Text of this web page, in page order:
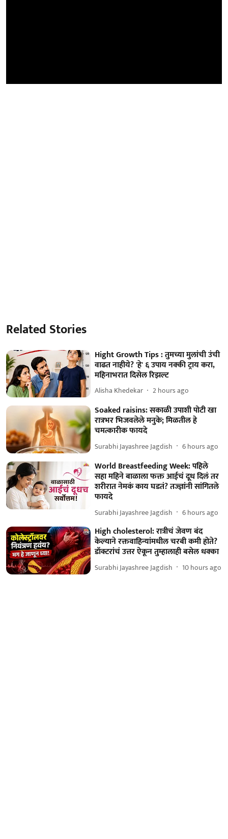
Related Stories
Hight Growth Tips : तुमच्या मुलांची उंची
वाढत नाहीये? 'हे' ६ उपाय नक्की ट्राय करा,
महिनाभरात दिसेल रिझल्ट
Alisha Khedekar 2 hours ago
Soaked raisins: सकाळी उपाशी पोटी खा
रात्रभर भिजवलेले मनुके; मिळतील हे
चमत्कारीक फायदे
Surabhi Jayashree Jagdish 6 hours ago
World Breastfeeding Week: पहिले
सहा महिने बाळाला फक्त आईचं दूध दिलं तर
शरीरात नेमकं काय घडतं? तज्ज्ञांनी सांगितले
फायदे
Surabhi Jayashree Jagdish 6 hours ago
High cholesterol: रात्रीचं जेवण बंद
केल्याने रक्तवाहिन्यांमधील चरबी कमी होते?
डॉक्टरांचं उत्तर ऐकून तुम्हालाही बसेल धक्का
Surabhi Jayashree Jagdish 10 hours ago